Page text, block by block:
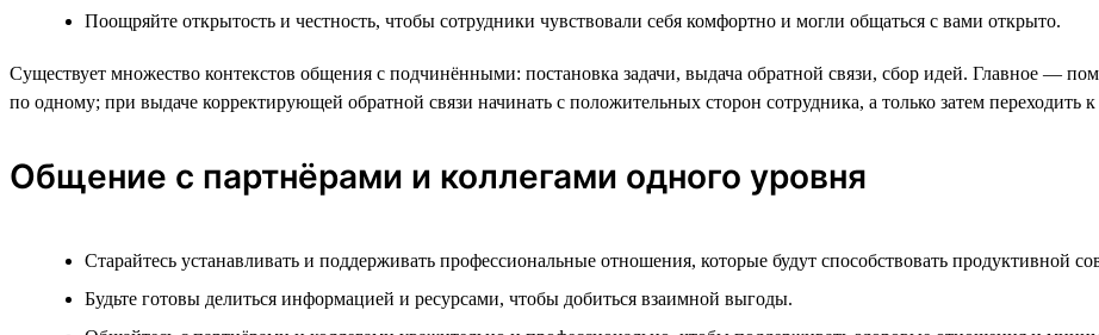
Поощряйте открытость и честность, чтобы сотрудники чувствовали себя комфортно и могли общаться с вами открыто.
Существует множество контекстов общения с подчинёнными: постановка задачи, выдача обратной связи, сбор идей. Главное —
по одному; при выдаче корректирующей обратной связи начинать с положительных сторон сотрудника, а только затем переходить к
Общение с партнёрами и коллегами одного уровня
Старайтесь устанавливать и поддерживать профессиональные отношения, которые будут способствовать продуктивной
Будьте готовы делиться информацией и ресурсами, чтобы добиться взаимной выгоды.